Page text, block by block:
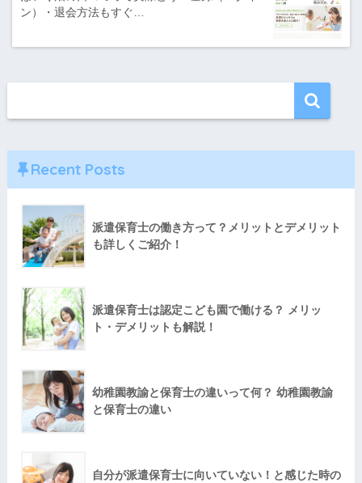
ン）・退会方法もすぐ…
Recent Posts
派遣保育士の働き方って？メリットとデメリット
も詳しくご紹介！
派遣保育士は認定こども園で働ける？ メリッ
ト・デメリットも解説！
幼稚園教諭と保育士の違いって何？ 幼稚園教諭
と保育士の違い
自分が派遣保育士に向いていない！と感じた時の